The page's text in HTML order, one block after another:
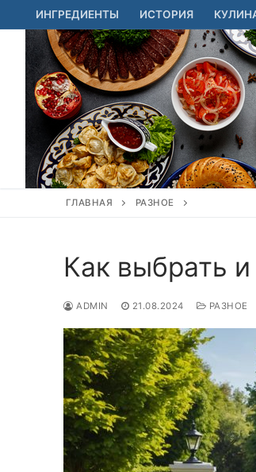
Перейти
к
содержимому
ИНГРЕДИЕНТЫ ИСТОРИЯ
ГЛАВНАЯ РАЗНОЕ
Как выбрать
ADMIN 21.08.2024 РАЗНОЕ